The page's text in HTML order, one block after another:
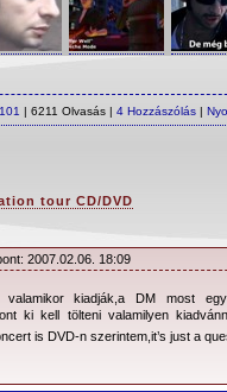
| 6211 Olvasás | 4 Hozzászólás |
tour CD/DVD
2007.02.06. 18:09
valamikor kiadják,a DM most
ki kell tölteni valamilyen
is DVD-n szerintem,it’s just a